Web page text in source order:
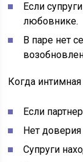
Если
любовнике.
В паре нет
Когда
Если
Нет доверия
Супруги